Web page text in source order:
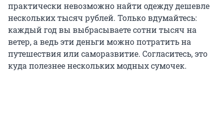
практически невозможно найти одежду дешевле
нескольких тысяч рублей. Только вдумайтесь:
каждый год вы выбрасываете сотни тысяч на
ветер, а ведь эти деньги можно потратить на
путешествия или саморазвитие. Согласитесь, это
куда полезнее нескольких модных сумочек.